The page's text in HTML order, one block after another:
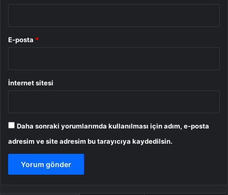
E-posta *
İnternet sitesi
Daha sonraki yorumlarımda kullanılması için adım, e-posta
adresim ve site adresim bu tarayıcıya kaydedilsin.